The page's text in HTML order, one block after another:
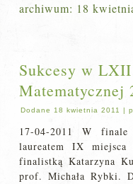
archiwum: 18
Sukcesy w
Matematycznej
Dodane 18 kwietnia 2011 |
17-04-2011 W
laureatem IX
finalistką Katarzyna
prof. Michała Rybki.